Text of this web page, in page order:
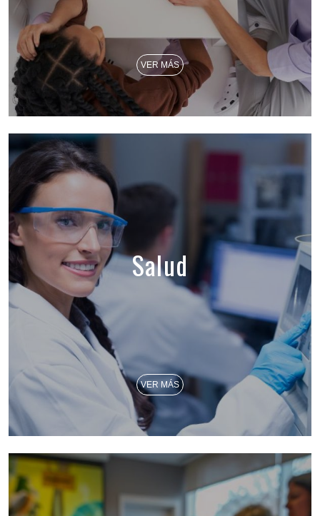
VER MÁS
Salud
VER MÁS